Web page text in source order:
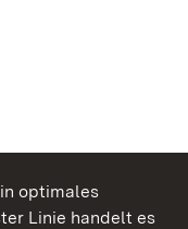
optimales
Linie handelt es